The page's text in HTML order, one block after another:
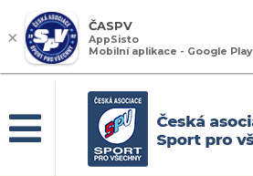
×
ČASPV
AppSisto
Mobilní aplikace - Google Play